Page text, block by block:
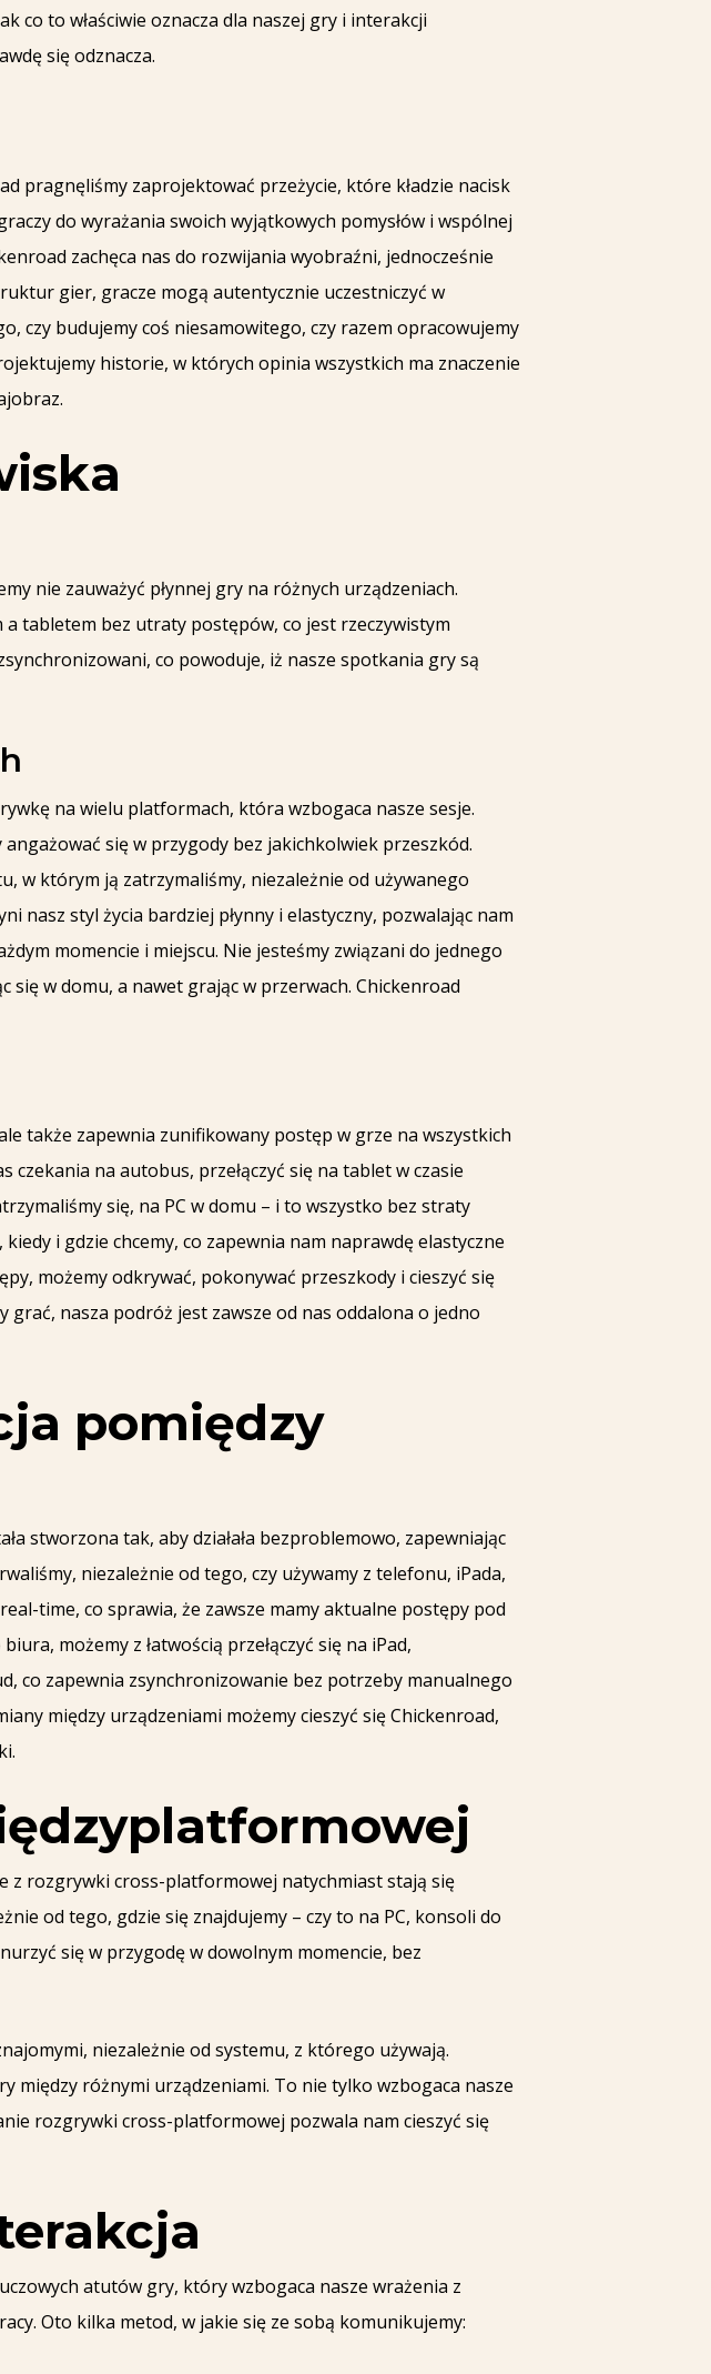
co to właściwie oznacza dla naszej gry i interakcji
się odznacza.
pragnęliśmy zaprojektować przeżycie, które kładzie nacisk
do wyrażania swoich wyjątkowych pomysłów i wspólnej
zachęca nas do rozwijania wyobraźni, jednocześnie
gier, gracze mogą autentycznie uczestniczyć w
czy budujemy coś niesamowitego, czy razem opracowujemy
historie, w których opinia wszystkich ma znaczenie
nie zauważyć płynnej gry na różnych urządzeniach.
a tabletem bez utraty postępów, co jest rzeczywistym
co powoduje, iż nasze spotkania gry są
na wielu platformach, która wzbogaca nasze sesje.
się w przygody bez jakichkolwiek przeszkód.
w którym ją zatrzymaliśmy, niezależnie od używanego
nasz styl życia bardziej płynny i elastyczny, pozwalając nam
momencie i miejscu. Nie jesteśmy związani do jednego
się w domu, a nawet grając w przerwach. Chickenroad
także zapewnia zunifikowany postęp w grze na wszystkich
na autobus, przełączyć się na tablet w czasie
się, na PC w domu – i to wszystko bez straty
i gdzie chcemy, co zapewnia nam naprawdę elastyczne
możemy odkrywać, pokonywać przeszkody i cieszyć się
nasza podróż jest zawsze od nas oddalona o jedno
pomiędzy
stworzona tak, aby działała bezproblemowo, zapewniając
niezależnie od tego, czy używamy z telefonu, iPada,
time, co sprawia, że zawsze mamy aktualne postępy pod
możemy z łatwością przełączyć się na iPad,
co zapewnia zsynchronizowanie bez potrzeby manualnego
między urządzeniami możemy cieszyć się Chickenroad,
z rozgrywki cross-platformowej natychmiast stają się
od tego, gdzie się znajdujemy – czy to na PC, konsoli do
się w przygodę w dowolnym momencie, bez
niezależnie od systemu, z którego używają.
między różnymi urządzeniami. To nie tylko wzbogaca nasze
rozgrywki cross-platformowej pozwala nam cieszyć się
atutów gry, który wzbogaca nasze wrażenia z
Oto kilka metod, w jakie się ze sobą komunikujemy: